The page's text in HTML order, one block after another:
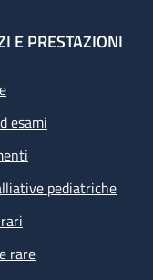
E PRESTAZIONI
esami
pediatriche
rare